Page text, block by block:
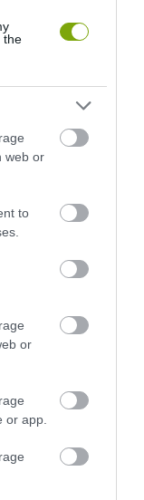
the
web or
to
or
or app.
RÉG JÁRT MÁR
VILÁG KÜLÖNBÖZŐ